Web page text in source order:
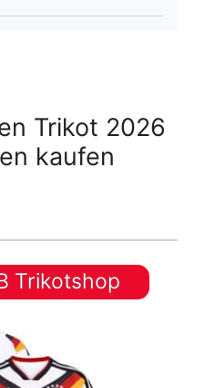
Trikot 2026
kaufen
Trikotshop